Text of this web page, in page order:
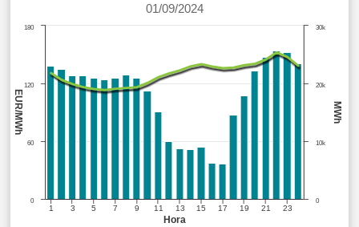
Hora
MWh
EUR/MWh
01/09/2024
1 3 5 7 9 11 13 15 17 19 21 23
0
10k
20k
30k
0
60
120
180